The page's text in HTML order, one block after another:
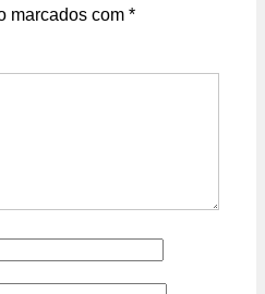
marcados com *